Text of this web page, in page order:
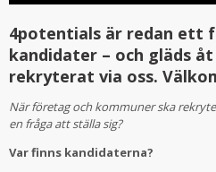
4potentials är redan ett
kandidater – och gläds
rekryterat via oss.
När företag och kommuner ska
en fråga att ställa sig?
Var finns kandidaterna?